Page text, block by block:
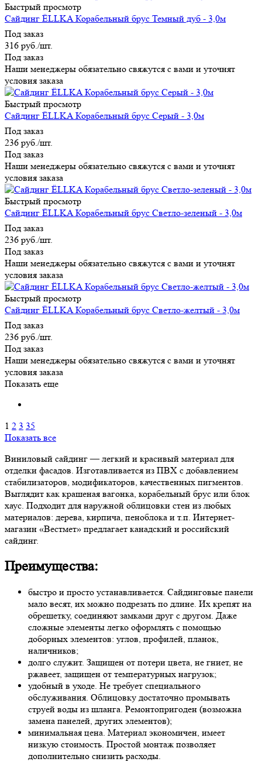
Быстрый просмотр
Сайдинг ЁLLKA Корабельный брус Темный дуб - 3,0м
Под заказ
316 руб./шт.
Под заказ
Наши менеджеры обязательно свяжутся с вами и уточнят
условия заказа
Быстрый просмотр
Сайдинг ЁLLKA Корабельный брус Серый - 3,0м
Под заказ
236 руб./шт.
Под заказ
Наши менеджеры обязательно свяжутся с вами и уточнят
условия заказа
Быстрый просмотр
Сайдинг ЁLLKA Корабельный брус Светло-зеленый - 3,0м
Под заказ
236 руб./шт.
Под заказ
Наши менеджеры обязательно свяжутся с вами и уточнят
условия заказа
Быстрый просмотр
Сайдинг ЁLLKA Корабельный брус Светло-желтый - 3,0м
Под заказ
236 руб./шт.
Под заказ
Наши менеджеры обязательно свяжутся с вами и уточнят
условия заказа
Показать еще
1 2 3 35
Показать все
Виниловый сайдинг — легкий и красивый материал для
отделки фасадов. Изготавливается из ПВХ с добавлением
стабилизаторов, модификаторов, качественных пигментов.
Выглядит как крашеная вагонка, корабельный брус или блок
хаус. Подходит для наружной облицовки стен из любых
материалов: дерева, кирпича, пеноблока и т.п. Интернет-
магазин «Вестмет» предлагает канадский и российский
сайдинг.
Преимущества:
быстро и просто устанавливается. Сайдинговые панели
мало весят, их можно подрезать по длине. Их крепят на
обрешетку, соединяют замками друг с другом. Даже
сложные элементы легко оформлять с помощью
доборных элементов: углов, профилей, планок,
наличников;
долго служит. Защищен от потери цвета, не гниет, не
ржавеет, защищен от температурных нагрузок;
удобный в уходе. Не требует специального
обслуживания. Облицовку достаточно промывать
струей воды из шланга. Ремонтопригоден (возможна
замена панелей, других элементов);
минимальная цена. Материал экономичен, имеет
низкую стоимость. Простой монтаж позволяет
дополнительно снизить расходы.